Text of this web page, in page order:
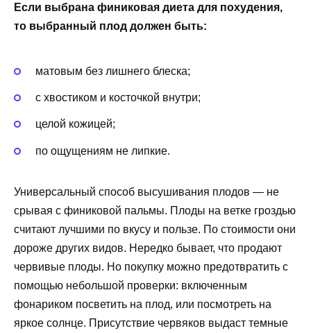
Если выбрана финиковая диета для похудения,
то выбранный плод должен быть:
матовым без лишнего блеска;
с хвостиком и косточкой внутри;
целой кожицей;
по ощущениям не липкие.
Универсальный способ высушивания плодов — не
срывая с финиковой пальмы. Плоды на ветке гроздью
считают лучшими по вкусу и пользе. По стоимости они
дороже других видов. Нередко бывает, что продают
червивые плоды. Но покупку можно предотвратить с
помощью небольшой проверки: включенным
фонариком посветить на плод, или посмотреть на
яркое солнце. Присутствие червяков выдаст темные